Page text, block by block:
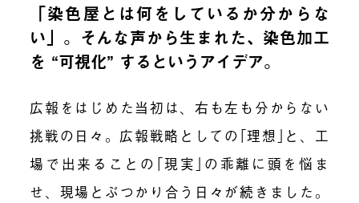
「染色屋とは何をしているか分からな
い」。そんな声から生まれた、染色加工
を “可視化” するというアイデア。
広報をはじめた当初は、右も左も分からない
挑戦の日々。広報戦略としての｢理想｣と、工
場で出来ることの｢現実｣の乖離に頭を悩ま
せ、現場とぶつかり合う日々が続きました。